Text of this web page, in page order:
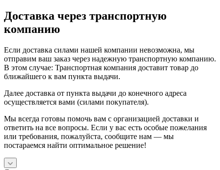
Доставка через транспортную
компанию
Если доставка силами нашей компании невозможна, мы
отправим ваш заказ через надежную транспортную компанию.
В этом случае: Транспортная компания доставит товар до
ближайшего к вам пункта выдачи.
Далее доставка от пункта выдачи до конечного адреса
осуществляется вами (силами покупателя).
Мы всегда готовы помочь вам с организацией доставки и
ответить на все вопросы. Если у вас есть особые пожелания
или требования, пожалуйста, сообщите нам — мы
постараемся найти оптимальное решение!